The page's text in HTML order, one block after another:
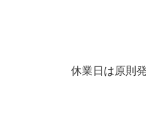
休業日は原則